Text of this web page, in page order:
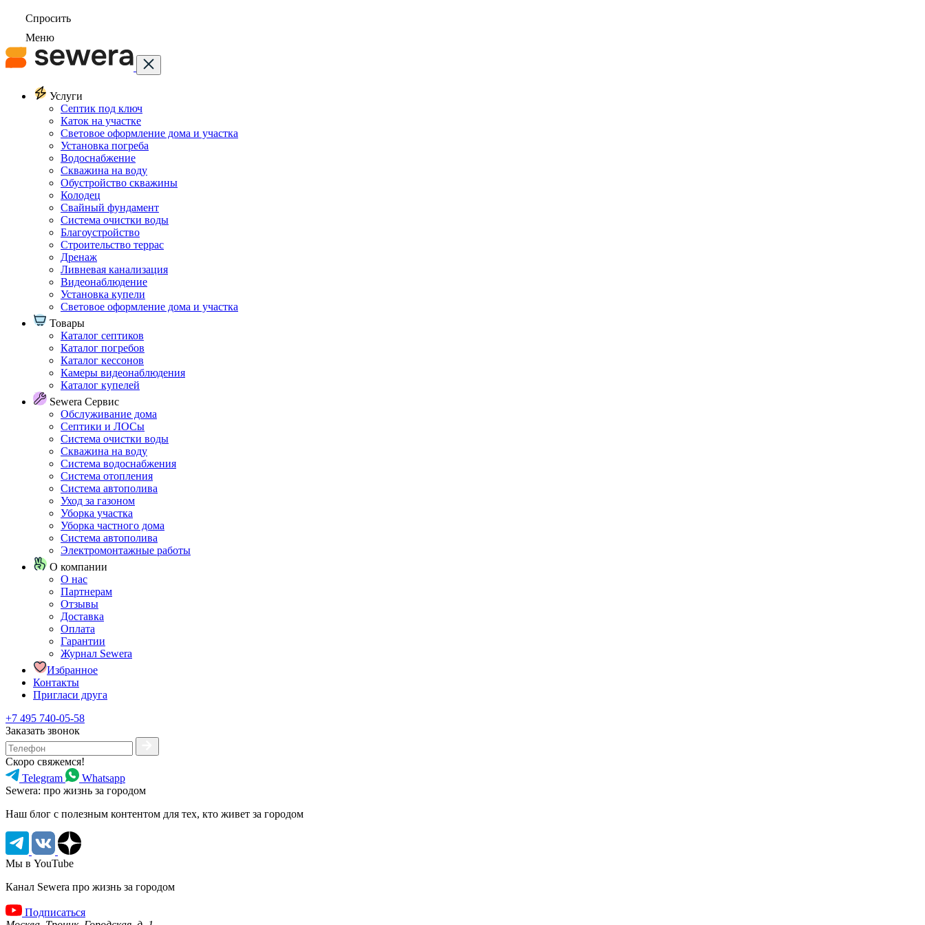
Спросить
Меню
Услуги
Септик под ключ
Каток на участке
Световое оформление дома и участка
Установка погреба
Водоснабжение
Скважина на воду
Обустройство скважины
Колодец
Свайный фундамент
Система очистки воды
Благоустройство
Строительство террас
Дренаж
Ливневая канализация
Видеонаблюдение
Установка купели
Световое оформление дома и участка
Товары
Каталог септиков
Каталог погребов
Каталог кессонов
Камеры видеонаблюдения
Каталог купелей
Sewera Сервис
Обслуживание дома
Септики и ЛОСы
Система очистки воды
Скважина на воду
Система водоснабжения
Система отопления
Система автополива
Уход за газоном
Уборка участка
Уборка частного дома
Система автополива
Электромонтажные работы
О компании
О нас
Партнерам
Отзывы
Доставка
Оплата
Гарантии
Журнал Sewera
Избранное
Контакты
Пригласи друга
+7 495 740-05-58
Заказать звонок
Скоро свяжемся!
Telegram
Whatsapp
Sewera: про жизнь за городом
Наш блог c полезным контентом для тех, кто живет за городом
Мы в YouTube
Канал Sewera про жизнь за городом
Подписаться